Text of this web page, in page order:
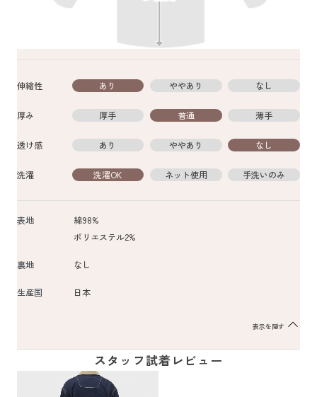
伸縮性 あり ややあり なし
厚み 厚手 普通 薄手
透け感 あり ややあり なし
洗濯 洗濯OK ネット使用 手洗いのみ
表地
綿98%
ポリエステル2%
裏地 なし
生産国 日本
表示を隠す
スタッフ試着レビュー